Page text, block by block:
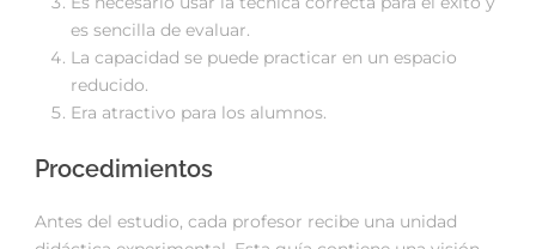
es sencilla de evaluar.
La capacidad se puede practicar en un espacio
reducido.
Era atractivo para los alumnos.
Procedimientos
Antes del estudio, cada profesor recibe una unidad